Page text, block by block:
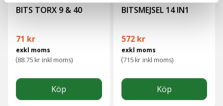
BITS TORX 9 & 40
71 kr
exkl moms
(88.75 kr inkl moms)
Köp
BITSMEJSEL 14 IN1
572 kr
exkl moms
(715 kr inkl moms)
Köp